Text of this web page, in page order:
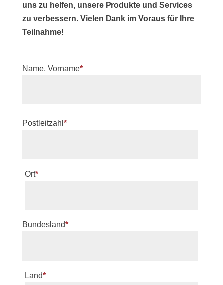
uns zu helfen, unsere Produkte und Services
zu verbessern. Vielen Dank im Voraus für Ihre
Teilnahme!
Name, Vorname*
Postleitzahl *
Ort*
Bundesland*
Land*